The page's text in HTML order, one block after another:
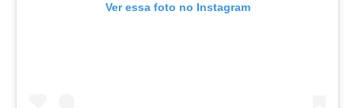
Ver essa foto no Instagram